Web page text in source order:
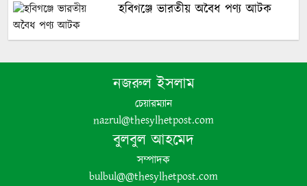
হবিগঞ্জে ভারতীয় অবৈধ পণ্য আটক
নবীগঞ্জে গৃহবধূর ঝুলন্ত মরদেহ উদ্ধার
পঞ্চগড়ে অপপ্রচার ও চরিত্রহননের
অভিযোগ তুলে তরুণী রাহেমীন মারিয়া
এলিনের সংবাদ সম্মেলন
নজরুল ইসলাম
চেয়ারম্যান
nazrul@thesylhetpost.com
বুলবুল আহমেদ
সম্পাদক
bulbul@@thesylhetpost.com